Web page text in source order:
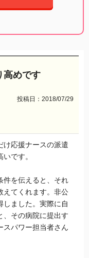
高めです
投稿日：2018/07/29
け応援ナースの派遣
です。
件を伝えると、それ
えてくれます。非公
しました。実際に自
、その病院に提出す
スパワー担当者さん